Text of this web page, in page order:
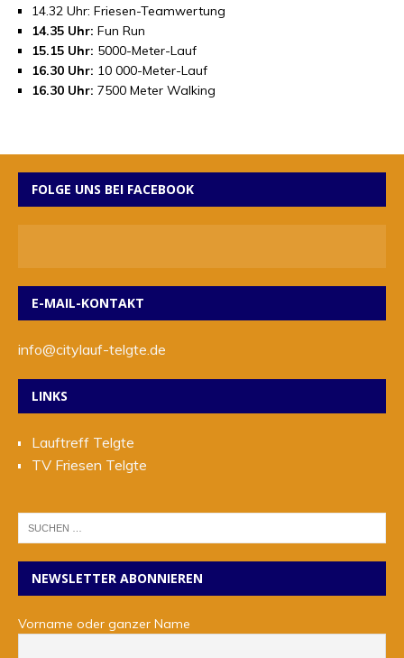
14.32 Uhr: Friesen-Teamwertung
14.35 Uhr: Fun Run
15.15 Uhr: 5000-Meter-Lauf
16.30 Uhr: 10 000-Meter-Lauf
16.30 Uhr: 7500 Meter Walking
FOLGE UNS BEI FACEBOOK
E-MAIL-KONTAKT
info@citylauf-telgte.de
LINKS
Lauftreff Telgte
TV Friesen Telgte
NEWSLETTER ABONNIEREN
Vorname oder ganzer Name